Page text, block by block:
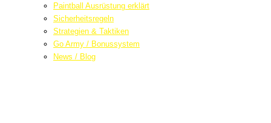
Paintball Ausrüstung erklärt
Sicherheitsregeln
Strategien & Taktiken
Go Army / Bonussystem
News / Blog